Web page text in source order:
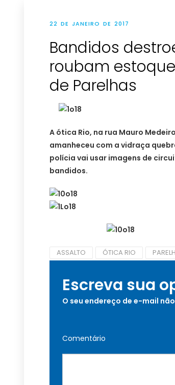
22 DE JANEIRO DE 2017
Bandidos
roubam
de Parelhas
A ótica Rio, na rua Mauro
amanheceu com a vidraça
polícia vai usar imagens de
bandidos.
ASSALTO ÓTICA RIO
Escreva sua
O seu endereço de e-mail
Comentário